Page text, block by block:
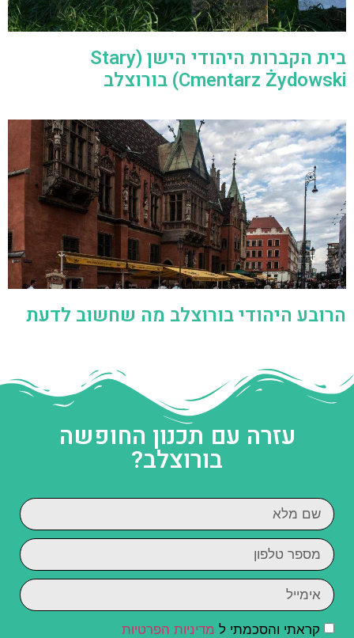
בית הקברות היהודי הישן (Stary
Cmentarz Żydowski) בורוצלב
הרובע היהודי בורוצלב מה שחשוב לדעת
עזרה עם תכנון החופשה
בורוצלב?
קראתי והסכמתי ל מדיניות הפרטיות